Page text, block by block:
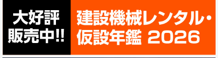
n
k
n
e